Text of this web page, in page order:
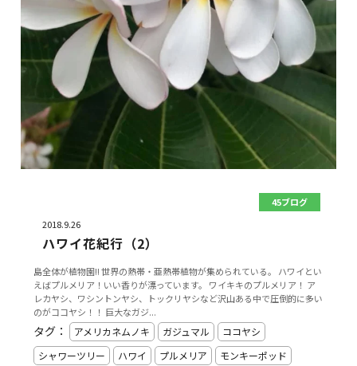
45ブログ
2018.9.26
ハワイ花紀行（2）
島全体が植物園!! 世界の熱帯・亜熱帯植物が集められている。 ハワイとい
えばプルメリア！いい香りが漂っています。 ワイキキのプルメリア！ ア
レカヤシ、ワシントンヤシ、トックリヤシなど沢山ある中で圧倒的に多い
のがココヤシ！！ 巨大なガジ...
タグ： アメリカネムノキ ガジュマル
ココヤシ
シャワーツリー
ハワイ プルメリア モンキーポッド